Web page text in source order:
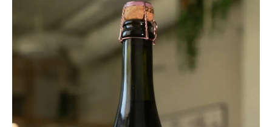
Херес
Красные вина
Белые вина
Розовые вина
Итальянские вина
Мескаль
Кальвадос
Джин
Ром
Граппа